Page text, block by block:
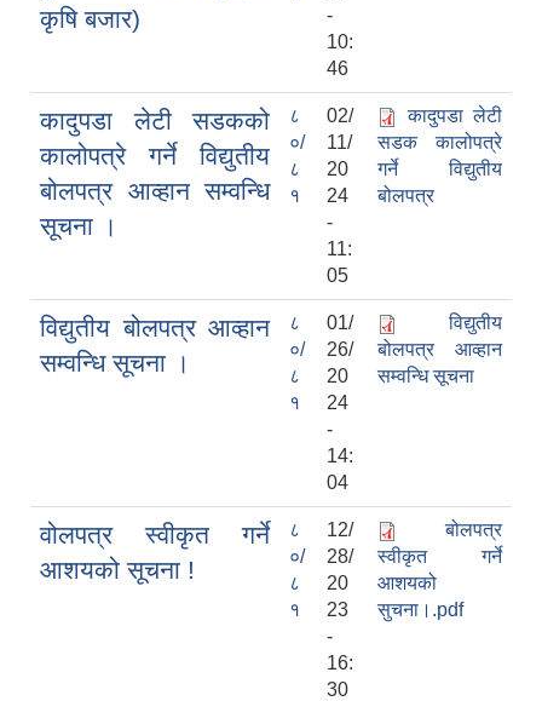
कृषि बजार)
-
10:
46
कादुपडा लेटी सडकको
कालोपत्रे गर्ने विद्युतीय
बोलपत्र आव्हान सम्वन्धि
सूचना ।
८
०/
८
१
02/
11/
20
24
-
11:
05
कादुपडा लेटी
सडक कालोपत्रे
गर्ने विद्युतीय
बोलपत्र
विद्युतीय बोलपत्र आव्हान
सम्वन्धि सूचना ।
८
०/
८
१
01/
26/
20
24
-
14:
04
विद्युतीय
बोलपत्र आव्हान
सम्वन्धि सूचना
वोलपत्र स्वीकृत गर्ने
आशयको सूचना !
८
०/
८
१
12/
28/
20
23
-
16:
30
बोलपत्र
स्वीकृत गर्ने
आशयको
सुचना।.pdf